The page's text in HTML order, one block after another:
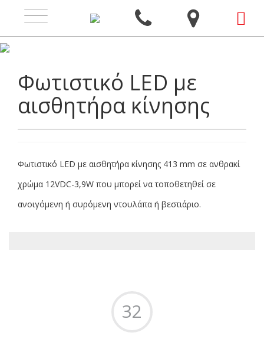
Toggle
navigation
Φωτιστικό LED με
αισθητήρα κίνησης
Φωτιστικό LED με αισθητήρα κίνησης 413 mm σε ανθρακί
χρώμα 12VDC-3,9W που μπορεί να τοποθετηθεί σε
ανοιγόμενη ή συρόμενη ντουλάπα ή βεστιάριο.
32